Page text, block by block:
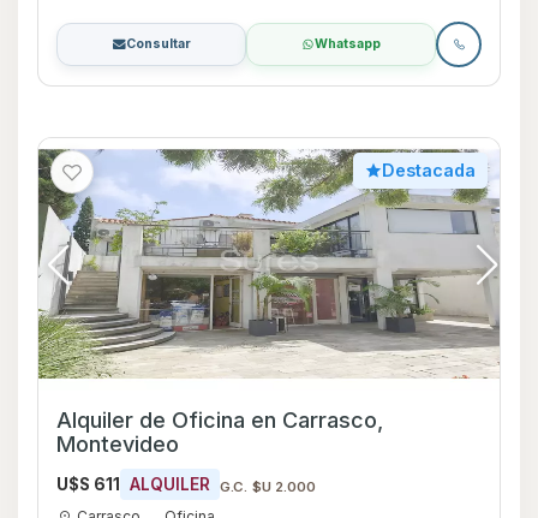
Consultar Whatsapp
Destacada
Alquiler de Oficina en Carrasco,
Montevideo
U$S 611 ALQUILER G.C. $U 2.000